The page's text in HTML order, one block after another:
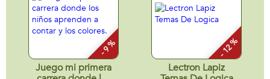
- 9 %
Juego mi primera
- 12 %
Lectron Lapiz